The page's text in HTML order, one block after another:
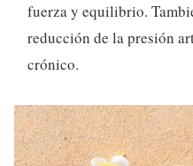
fuerza y equilibrio.
reducción de la presión
crónico.